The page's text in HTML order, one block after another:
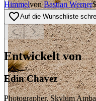
Himmelvon Bastian Werner
favorite_borderAuf die Wunschliste
chevron_left chevron_right
Entwickelt von
Edin Chavez
Photographer. Skylum